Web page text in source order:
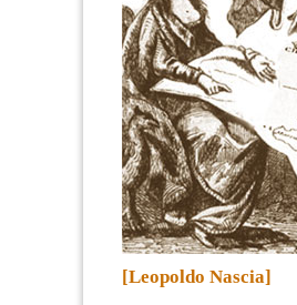
[Leopoldo Nascia]